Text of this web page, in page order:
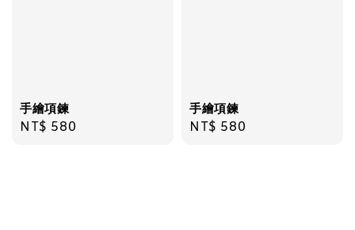
手繪項鍊
Regular
NT$ 580
手繪項鍊
Regular
NT$ 580